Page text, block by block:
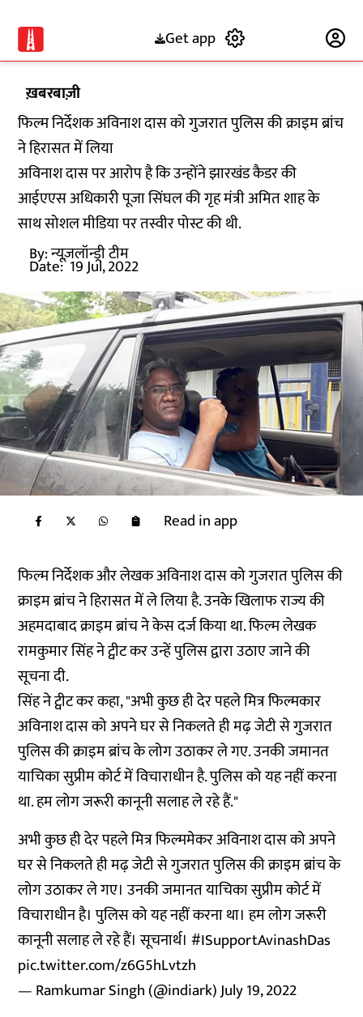
Get app
ख़बरबाज़ी
फिल्म निर्देशक अविनाश दास को गुजरात पुलिस की क्राइम ब्रांच
ने हिरासत में लिया
अविनाश दास पर आरोप है कि उन्होंने झारखंड कैडर की
आईएएस अधिकारी पूजा सिंघल की गृह मंत्री अमित शाह के
साथ सोशल मीडिया पर तस्वीर पोस्ट की थी.
By:न्यूज़लॉन्ड्री टीम
Date: 19 Jul, 2022
Read in app
फिल्म निर्देशक और लेखक अविनाश दास को गुजरात पुलिस की
क्राइम ब्रांच ने हिरासत में ले लिया है. उनके खिलाफ राज्य की
अहमदाबाद क्राइम ब्रांच ने केस दर्ज किया था. फिल्म लेखक
रामकुमार सिंह ने ट्वीट कर उन्हें पुलिस द्वारा उठाए जाने की
सूचना दी.
सिंह ने ट्वीट कर कहा, "अभी कुछ ही देर पहले मित्र फिल्मकार
अविनाश दास को अपने घर से निकलते ही मढ़ जेटी से गुजरात
पुलिस की क्राइम ब्रांच के लोग उठाकर ले गए. उनकी जमानत
याचिका सुप्रीम कोर्ट में विचाराधीन है. पुलिस को यह नहीं करना
था. हम लोग जरूरी कानूनी सलाह ले रहे हैं."
अभी कुछ ही देर पहले मित्र फिल्ममेकर अविनाश दास को अपने
घर से निकलते ही मढ़ जेटी से गुजरात पुलिस की क्राइम ब्रांच के
लोग उठाकर ले गए। उनकी जमानत याचिका सुप्रीम कोर्ट में
विचाराधीन है। पुलिस को यह नहीं करना था। हम लोग जरूरी
कानूनी सलाह ले रहे हैं। सूचनार्थ।#ISupportAvinashDas
pic.twitter.com/z6G5hLvtzh
— Ramkumar Singh (@indiark)July 19, 2022